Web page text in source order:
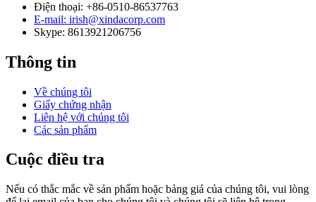
Điện thoại: +86-0510-86537763
E-mail: irish@xindacorp.com
Skype: 8613921206756
Thông tin
Về chúng tôi
Giấy chứng nhận
Liên hệ với chúng tôi
Các sản phẩm
Cuộc điều tra
Nếu có thắc mắc về sản phẩm hoặc bảng giá của chúng tôi, vui lòng